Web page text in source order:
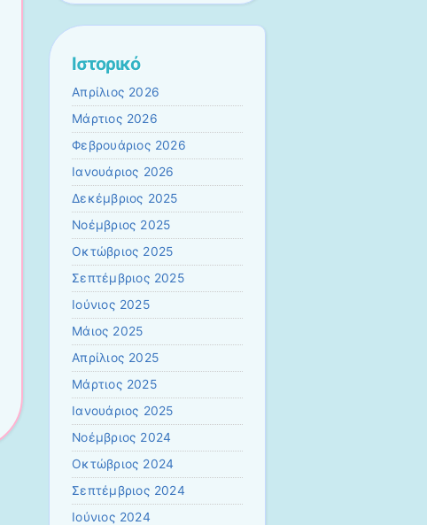
Ιστορικό
Απρίλιος 2026
Μάρτιος 2026
Φεβρουάριος 2026
Ιανουάριος 2026
Δεκέμβριος 2025
Νοέμβριος 2025
Οκτώβριος 2025
Σεπτέμβριος 2025
Ιούνιος 2025
Μάιος 2025
Απρίλιος 2025
Μάρτιος 2025
Ιανουάριος 2025
Νοέμβριος 2024
Οκτώβριος 2024
Σεπτέμβριος 2024
Ιούνιος 2024